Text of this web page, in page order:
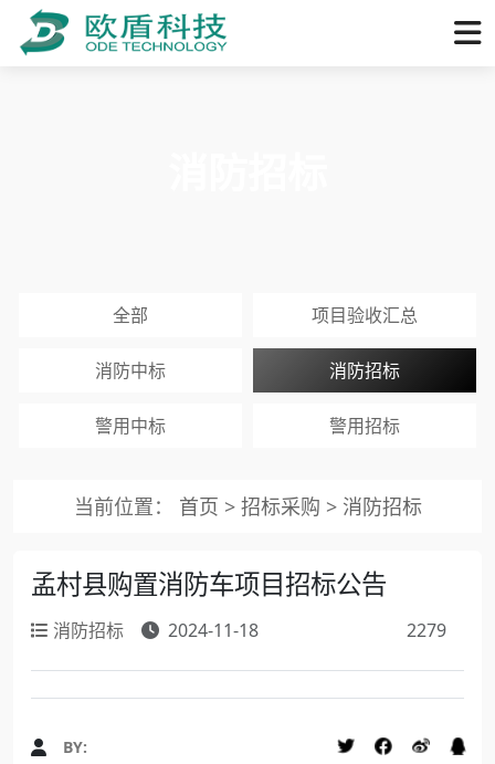
全部 项目验收汇总
消防中标 消防招标
警用中标 警用招标
当前位置： 首页 > 招标采购 > 消防招标
孟村县购置消防车项目招标公告
消防招标 2024-11-18 2279
BY: